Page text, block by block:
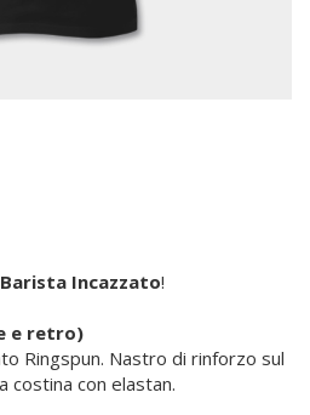
Incazzato!
e retro)
Ringspun. Nastro di rinforzo sul
costina con elastan.